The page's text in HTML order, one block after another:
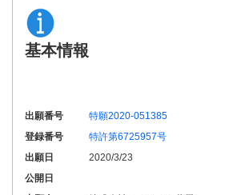
基本情報
出願番号
特願2020-051385
登録番号
特許第6725957号
出願日
2020/3/23
公開日